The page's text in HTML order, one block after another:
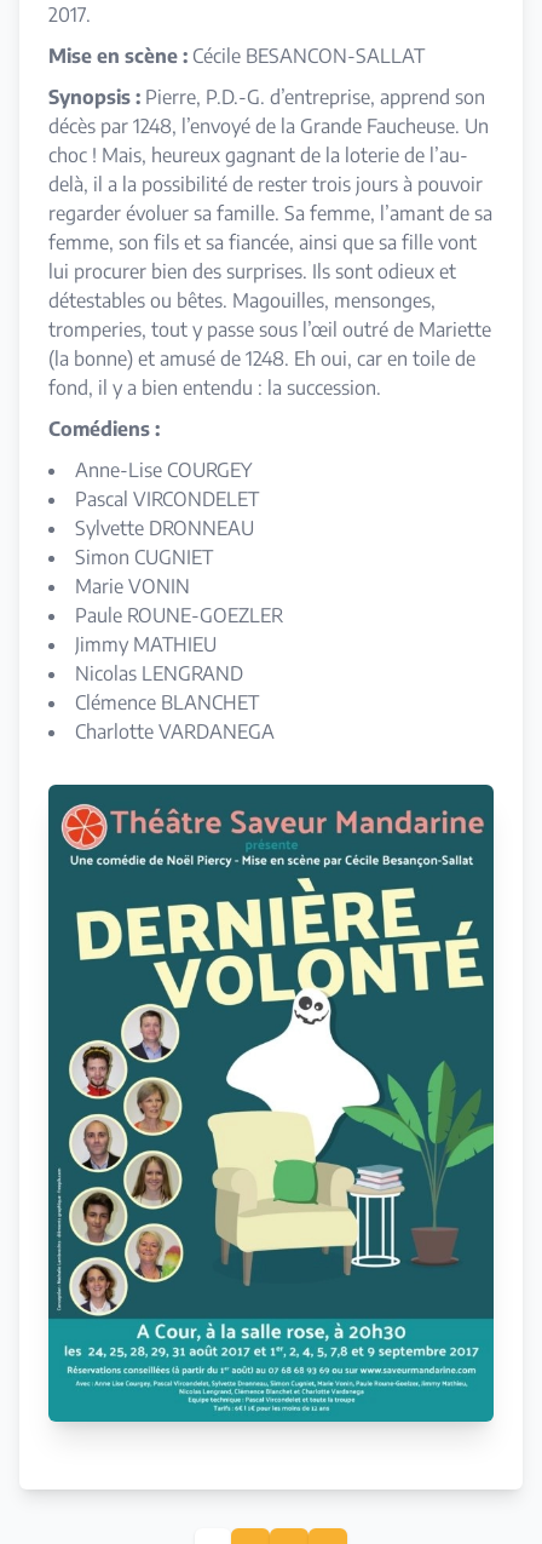
2017.
Mise en scène : Cécile BESANCON-SALLAT
Synopsis : Pierre, P.D.-G. d’entreprise, apprend son
décès par 1248, l’envoyé de la Grande Faucheuse. Un
choc ! Mais, heureux gagnant de la loterie de l’au-
delà, il a la possibilité de rester trois jours à pouvoir
regarder évoluer sa famille. Sa femme, l’amant de sa
femme, son fils et sa fiancée, ainsi que sa fille vont
lui procurer bien des surprises. Ils sont odieux et
détestables ou bêtes. Magouilles, mensonges,
tromperies, tout y passe sous l’œil outré de Mariette
(la bonne) et amusé de 1248. Eh oui, car en toile de
fond, il y a bien entendu : la succession.
Comédiens :
Anne-Lise COURGEY
Pascal VIRCONDELET
Sylvette DRONNEAU
Simon CUGNIET
Marie VONIN
Paule ROUNE-GOEZLER
Jimmy MATHIEU
Nicolas LENGRAND
Clémence BLANCHET
Charlotte VARDANEGA